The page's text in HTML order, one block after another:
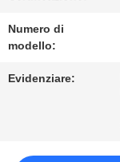
Numero di
modello:
Evidenziare: